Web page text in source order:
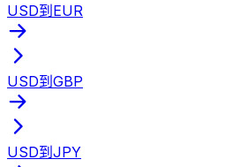
USD到EUR
USD到GBP
USD到JPY